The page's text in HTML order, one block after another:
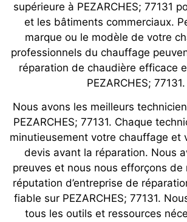
supérieure à PEZARCHES; 77131
et les bâtiments commerciaux.
marque ou le modèle de votre
professionnels du chauffage
réparation de chaudière efficace
PEZARCHES; 77131.
Nous avons les meilleurs
PEZARCHES; 77131. Chaque
minutieusement votre chauffage et
devis avant la réparation. Nous
preuves et nous nous efforçons de
réputation d’entreprise de
fiable sur PEZARCHES; 77131.
tous les outils et ressources